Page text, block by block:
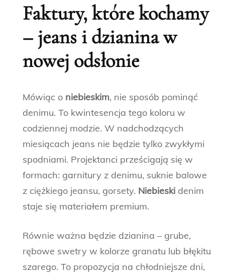
Faktury, które kochamy
– jeans i dzianina w
nowej odsłonie
Mówiąc o niebieskim, nie sposób pominąć
denimu. To kwintesencja tego koloru w
codziennej modzie. W nadchodzących
miesiącach jeans nie będzie tylko zwykłymi
spodniami. Projektanci prześcigają się w
formach: garnitury z denimu, suknie balowe
z ciężkiego jeansu, gorsety. Niebieski denim
staje się materiałem premium.
Równie ważna będzie dzianina – grube,
rębowe swetry w kolorze granatu lub błękitu
szarego. To propozycja na chłodniejsze dni,